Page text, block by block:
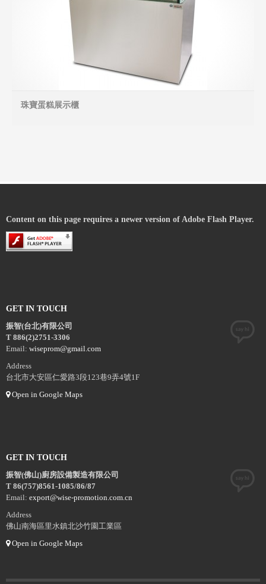
珠寶蛋糕展示櫃
Content on this page requires a newer version of Adobe Flash Player.
GET IN TOUCH
振智(台北)有限公司
T 886(2)2751-3306
Email: wiseprom@gmail.com
Address
台北市大安區仁愛路3段123巷9弄4號1F
Open in Google Maps
GET IN TOUCH
振智(佛山)廚房設備製造有限公司
T 86(757)8561-1085/86/87
Email: export@wise-promotion.com.cn
Address
佛山南海區里水鎮北沙竹園工業區
Open in Google Maps